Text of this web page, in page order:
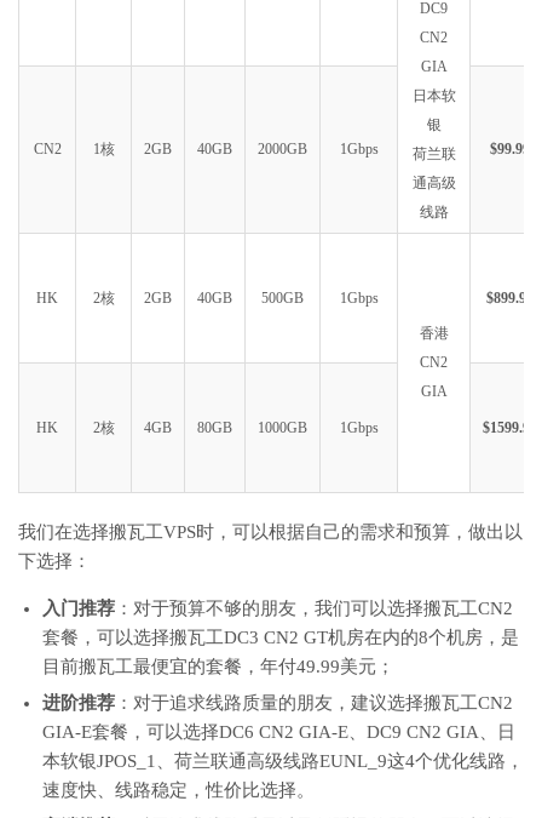
DC9
CN2
GIA
日本软
银
荷兰联
通高级
线路
CN2 1核 2GB 40GB 2000GB 1Gbps $99.99
HK 2核 2GB 40GB 500GB 1Gbps
香港
CN2
GIA
$899.99
HK 2核 4GB 80GB 1000GB 1Gbps $1599.99
我们在选择搬瓦工VPS时，可以根据自己的需求和预算，做出以
下选择：
入门推荐 ：对于预算不够的朋友，我们可以选择搬瓦工CN2
套餐，可以选择搬瓦工DC3 CN2 GT机房在内的8个机房，是
目前搬瓦工最便宜的套餐，年付49.99美元；
进阶推荐 ：对于追求线路质量的朋友，建议选择搬瓦工CN2
GIA-E套餐，可以选择DC6 CN2 GIA-E、DC9 CN2 GIA、日
本软银JPOS_1、荷兰联通高级线路EUNL_9这4个优化线路，
速度快、线路稳定，性价比选择。